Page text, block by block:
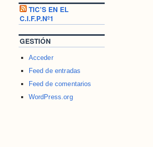
TIC’S EN EL
C.I.F.P.Nº1
GESTIÓN
Acceder
Feed de entradas
Feed de comentarios
WordPress.org